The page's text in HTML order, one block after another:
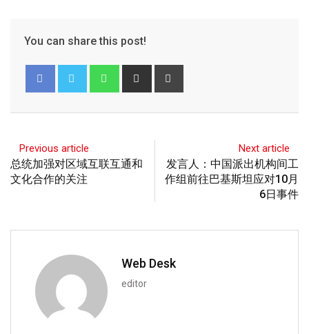
You can share this post!
Previous article
总统加强对区域互联互通和
文化合作的关注
Next article
发言人：中国派出机构间工
作组前往巴基斯坦应对10月
6日事件
Web Desk
editor